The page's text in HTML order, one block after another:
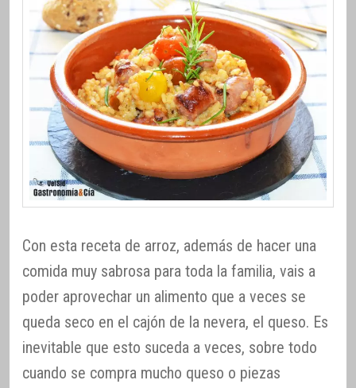
Con esta receta de arroz, además de hacer una
comida muy sabrosa para toda la familia, vais a
poder aprovechar un alimento que a veces se
queda seco en el cajón de la nevera, el queso. Es
inevitable que esto suceda a veces, sobre todo
cuando se compra mucho queso o piezas